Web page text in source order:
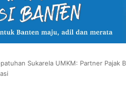
Sukarela UMKM: Partner Pajak